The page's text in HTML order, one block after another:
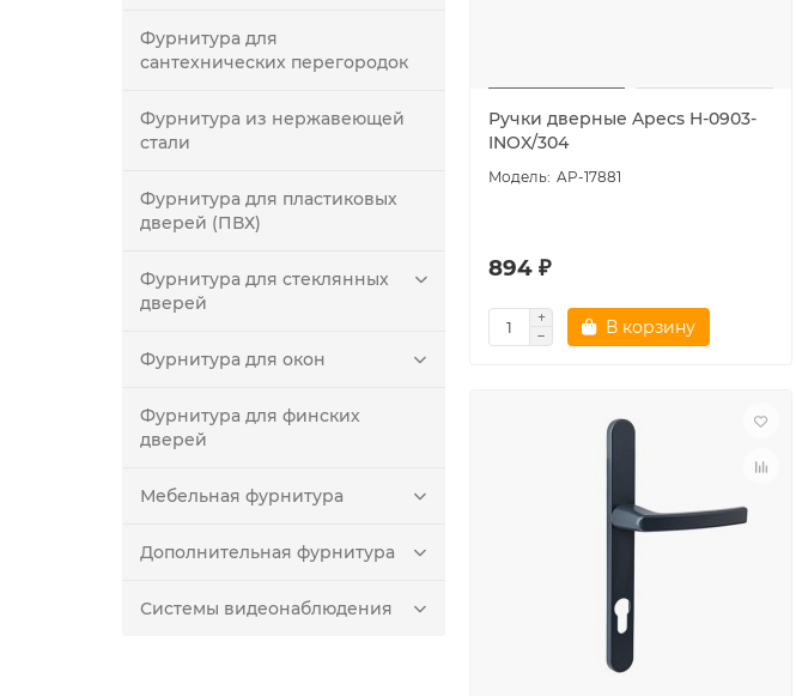
Фурнитура для
сантехнических перегородок
Фурнитура из нержавеющей
стали
Фурнитура для пластиковых
дверей (ПВХ)
Фурнитура для стеклянных
дверей
Фурнитура для окон
Фурнитура для финских
дверей
Мебельная фурнитура
Дополнительная фурнитура
Системы видеонаблюдения
Ручки дверные Apecs H-0903-
INOX/304
AP-17881
894 ₽
В корзину